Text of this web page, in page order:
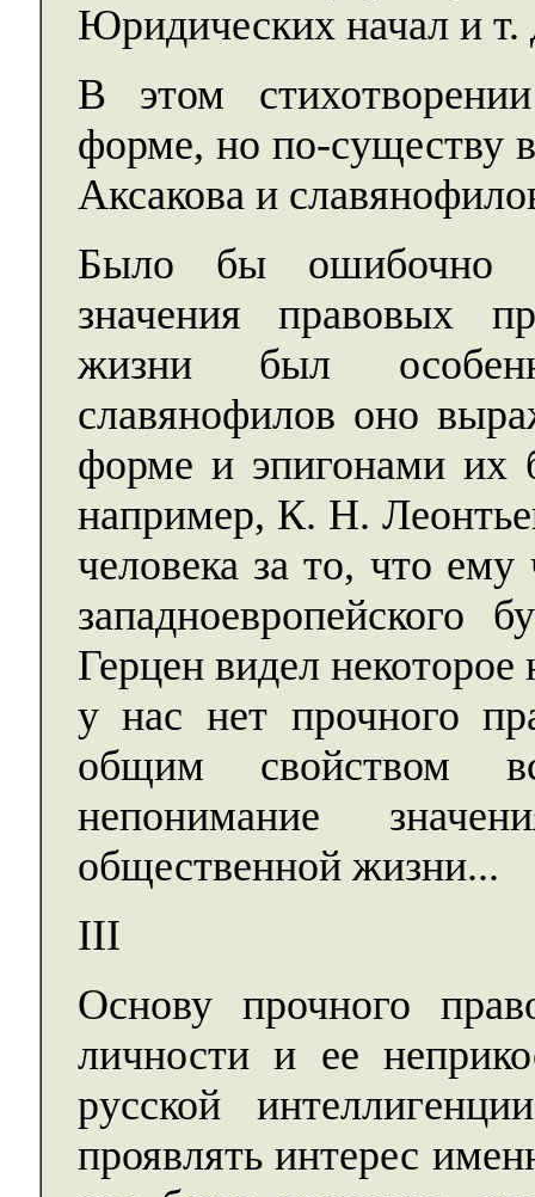
Юридических начал и т.
В этом
форме, но по-существу
Аксакова и
Было бы ошибочно
значения правовых
жизни был
славянофилов оно
форме и эпигонами их
например, К. Н.
человека за то, что ему
Герцен видел
у нас нет прочного
общим свойством
непонимание
общественной жизни...
III
Основу прочного
личности и ее
русской
проявлять интерес